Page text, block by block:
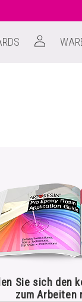
Einloggen
Sie sich den
zum Arbeiten